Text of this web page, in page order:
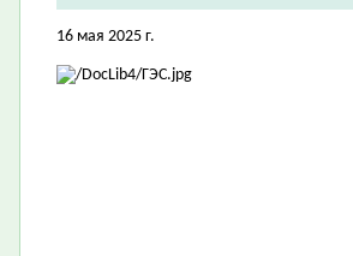
16 мая 2025 г.